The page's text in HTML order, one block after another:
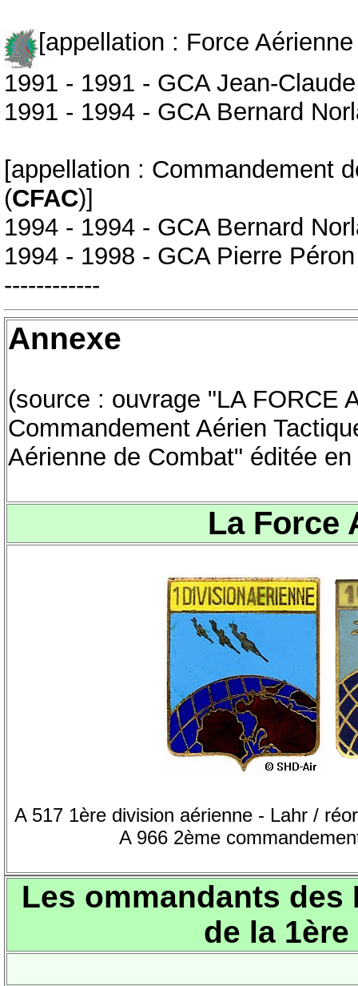
[appellation : Force
1991 - 1991 - GCA Jean-
1991 - 1994 - GCA Bernard
[appellation : Commandement
(CFAC)]
1994 - 1994 - GCA Bernard
1994 - 1998 - GCA Pierre Péron
------------
Annexe
(source : ouvrage "LA FORCE
Commandement Aérien
Aérienne de Combat" éditée en
La Force
A 517 1ère division aérienne - Lahr /
A 966 2ème
Les ommandants des
de la